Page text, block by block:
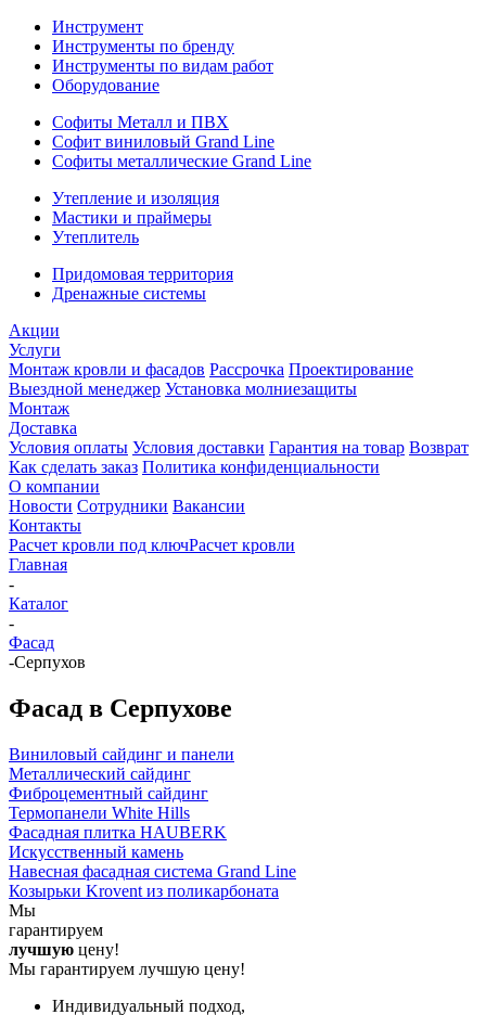
Инструмент
Инструменты по бренду
Инструменты по видам работ
Оборудование
Софиты Металл и ПВХ
Софит виниловый Grand Line
Софиты металлические Grand Line
Утепление и изоляция
Мастики и праймеры
Утеплитель
Придомовая территория
Дренажные системы
Акции
Услуги
Монтаж кровли и фасадов Рассрочка Проектирование
Выездной менеджер Установка молниезащиты
Монтаж
Доставка
Условия оплаты Условия доставки Гарантия на товар Возврат
Как сделать заказ Политика конфиденциальности
О компании
Новости Сотрудники Вакансии
Контакты
Расчет кровли под ключРасчет кровли
Главная
-
Каталог
-
Фасад
-Серпухов
Фасад в Серпухове
Виниловый сайдинг и панели
Металлический сайдинг
Фиброцементный сайдинг
Термопанели White Hills
Фасадная плитка HAUBERK
Искусственный камень
Навесная фасадная система Grand Line
Козырьки Krovent из поликарбоната
Мы
гарантируем
лучшую цену!
Мы гарантируем лучшую цену!
Индивидуальный подход,